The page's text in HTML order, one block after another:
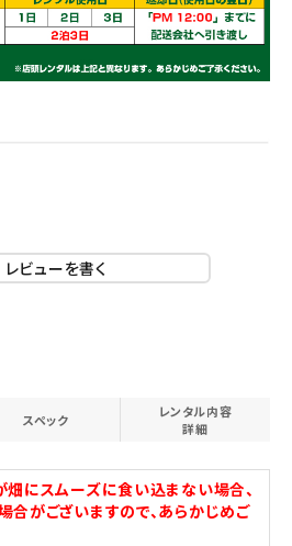
レビューを書く
スペック
レンタル内容
詳細
にスムーズに食い込まない場合、
合がございますので、あらかじめご